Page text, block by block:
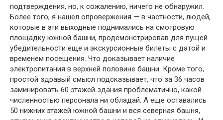
подтверждения, но, к сожалению, ничего не обнаружил.
Более того, я нашел опровержения — в частности, людей,
которые в эти выходные поднимались на смотровую
площадку южной башни, продемонстрировав для пущей
убедительности еще и экскурсионные билеты с датой и
временем посещения. Что доказывает наличие
электропитания в верхней половине башни. Кроме того,
простой здравый смысл подсказывает, что за 36 часов
заминировать 60 этажей здания проблематично, какой
численностью персонала ни обладай. А еще оставались
50 нижних этажей южной башни и вся северная башня,